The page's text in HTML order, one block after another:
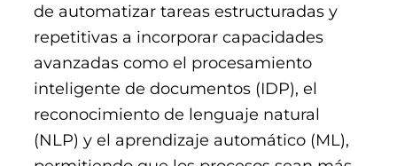
de automatizar tareas estructuradas y
repetitivas a incorporar capacidades
avanzadas como el procesamiento
inteligente de documentos (IDP), el
reconocimiento de lenguaje natural
(NLP) y el aprendizaje automático (ML),